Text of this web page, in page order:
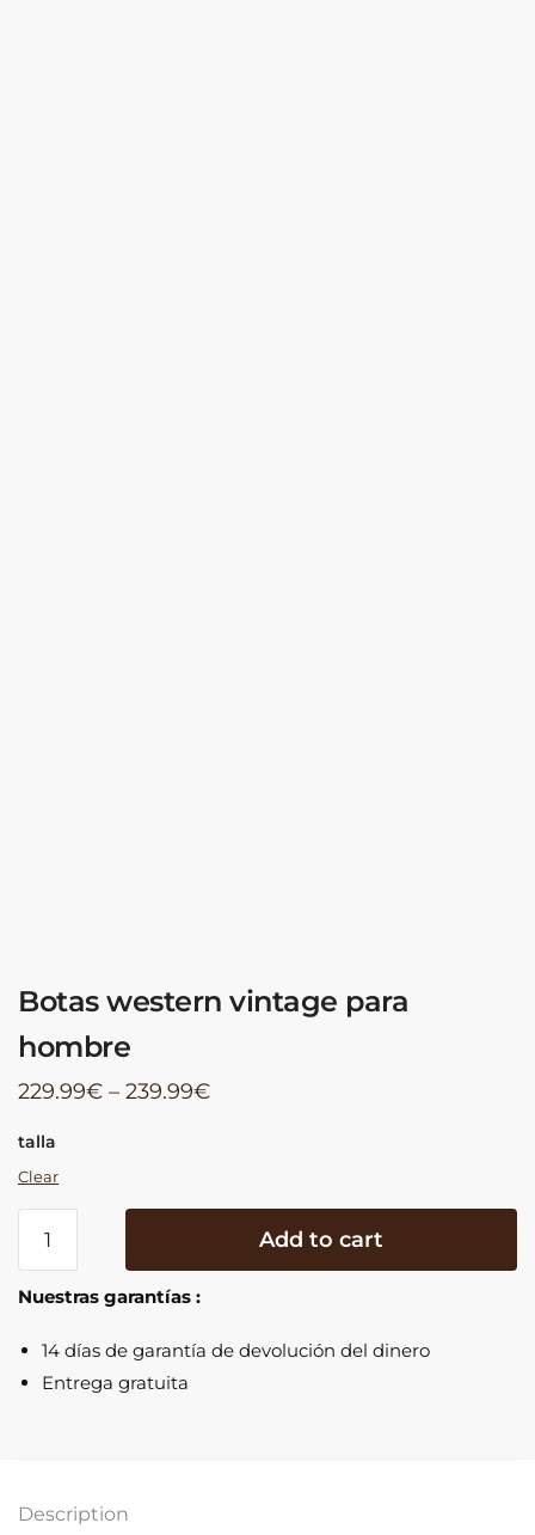
Botas western vintage para
hombre
229.99€ – 239.99€
talla
Clear
western
para
Add to cart
Nuestras garantías :
14 días de garantía de devolución del dinero
Entrega gratuita
Description